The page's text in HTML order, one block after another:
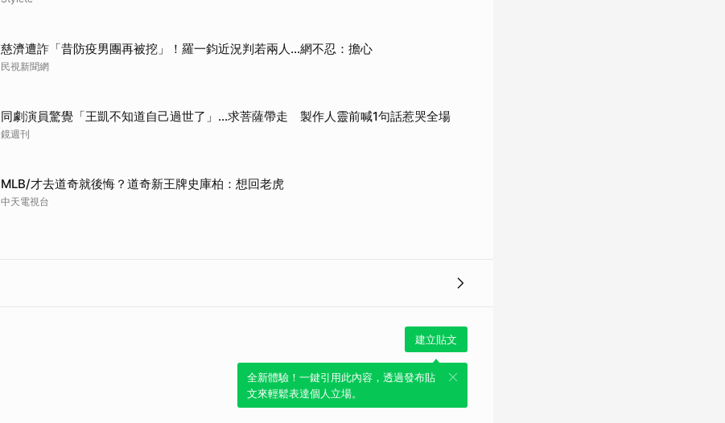
慈濟遭詐「昔防疫男團再被挖」！羅一鈞近況判若兩人…網不忍：擔心
民視新聞網
同劇演員驚覺「王凱不知道自己過世了」...求菩薩帶走 製作人靈前喊1句話惹哭全場
鏡週刊
MLB/才去道奇就後悔？道奇新王牌史庫柏：想回老虎
中天電視台
建立貼文
全新體驗！一鍵引用此內容，透過發布貼
文來輕鬆表達個人立場。